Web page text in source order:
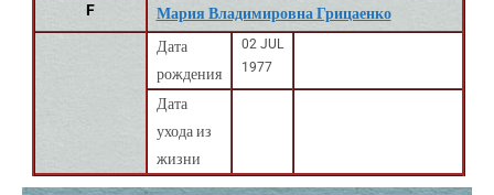
F
Мария Владимировна Грицаенко
Дата
рождения
02 JUL
1977
Дата
ухода из
жизни